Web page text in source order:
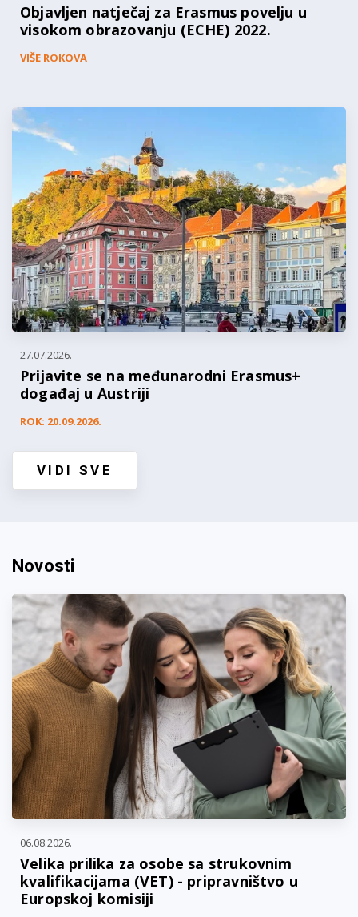
Objavljen natječaj za Erasmus povelju u
visokom obrazovanju (ECHE) 2022.
VIŠE ROKOVA
27.07.2026.
Prijavite se na međunarodni Erasmus+
događaj u Austriji
ROK: 20.09.2026.
VIDI SVE
Novosti
06.08.2026.
Velika prilika za osobe sa strukovnim
kvalifikacijama (VET) - pripravništvo u
Europskoj komisiji